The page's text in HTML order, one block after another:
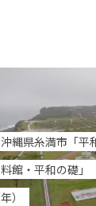
沖縄県糸満市「平
料館・平和の礎」
年）